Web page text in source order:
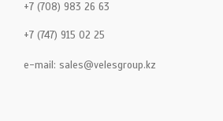
+7 (708) 983 26 63
+7 (747) 915 02 25
e-mail: sales@velesgroup.kz